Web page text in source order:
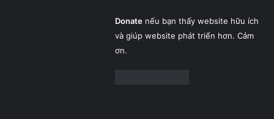
Donatenếu bạn thấy website hữu ích
và giúp website phát triển hơn. Cảm
ơn.